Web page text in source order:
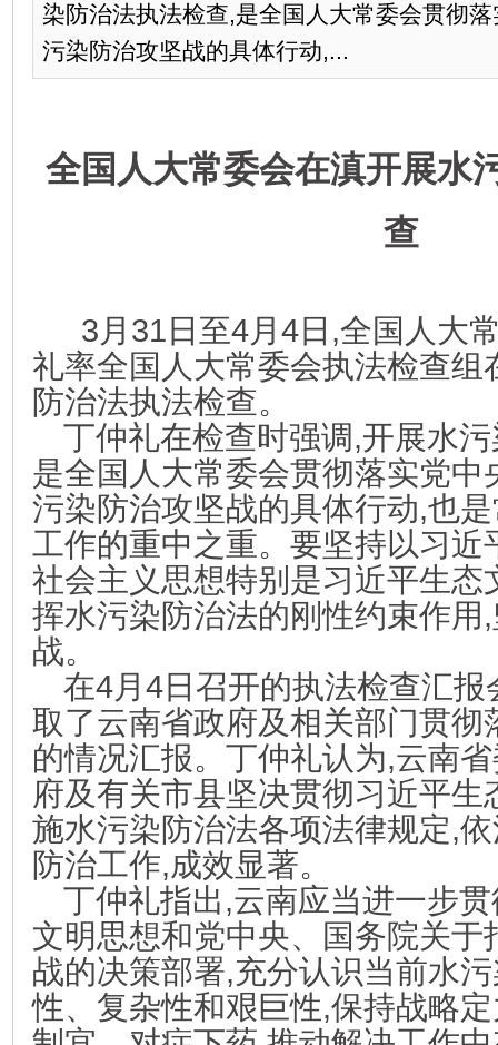
染防治法执法检查,是全国人大常委会贯彻
污染防治攻坚战的具体行动,...
全国人大常委会在滇开展水
查
3月31日至4月4日,全国人大
礼率全国人大常委会执法检查组
防治法执法检查。
丁仲礼在检查时强调,开展水
是全国人大常委会贯彻落实党中
污染防治攻坚战的具体行动,也
工作的重中之重。要坚持以习近
社会主义思想特别是习近平生态
挥水污染防治法的刚性约束作用
战。
在4月4日召开的执法检查汇
取了云南省政府及相关部门贯彻
的情况汇报。丁仲礼认为,云南
府及有关市县坚决贯彻习近平生
施水污染防治法各项法律规定,
防治工作,成效显著。
丁仲礼指出,云南应当进一步
文明思想和党中央、国务院关于
战的决策部署,充分认识当前水
性、复杂性和艰巨性,保持战略